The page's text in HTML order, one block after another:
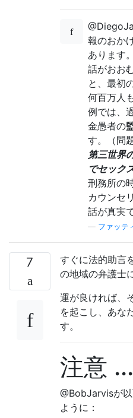
報のおか
あります
話がおお
と、最初
何百万人
例では、
金愚者の
す。（問
第三世界
でセック
刑務所の
カウンセ
話が真実
ファッテ
7
すぐに法的助言
の地域の弁護士
運が良ければ、
を起こし、あな
す。
注意 ...
@BobJarvisが
ように：